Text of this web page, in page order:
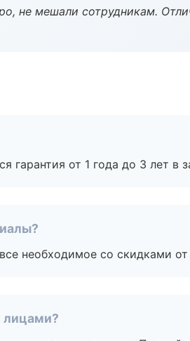
не мешали сотрудникам.
гарантия от 1 года до 3 лет в
необходимое со скидками от
лицами?